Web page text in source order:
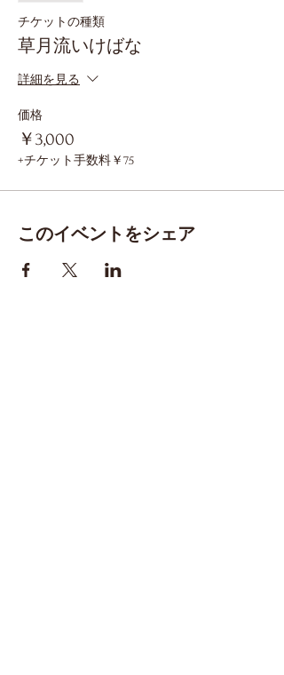
チケットの種類
草月流いけばな
詳細を見る
価格
￥3,000
+チケット手数料￥75
このイベントをシェア